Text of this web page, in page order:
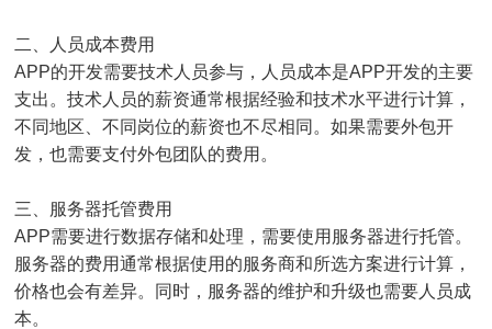
二、人员成本费用
APP的开发需要技术人员参与，人员成本是APP开发的主要
支出。技术人员的薪资通常根据经验和技术水平进行计算，
不同地区、不同岗位的薪资也不尽相同。如果需要外包开
发，也需要支付外包团队的费用。
三、服务器托管费用
APP需要进行数据存储和处理，需要使用服务器进行托管。
服务器的费用通常根据使用的服务商和所选方案进行计算，
价格也会有差异。同时，服务器的维护和升级也需要人员成
本。